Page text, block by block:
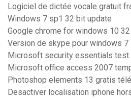
Logiciel de dictée vocale gratuit
Windows 7 sp1 32 bit update
Google chrome for windows 10
Version de skype pour windows 7
Microsoft security essentials test
Microsoft office access 2007
Photoshop elements 13 gratis
Desactiver localisation iphone